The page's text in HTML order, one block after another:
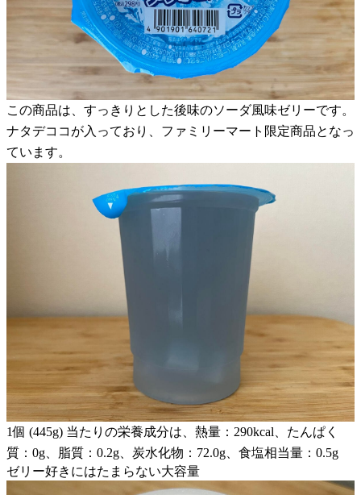
この商品は、すっきりとした後味のソーダ風味ゼリーです。
ナタデココが入っており、ファミリーマート限定商品となっ
ています。
1個 (445g) 当たりの栄養成分は、熱量：290kcal、たんぱく
質：0g、脂質：0.2g、炭水化物：72.0g、食塩相当量：0.5g
ゼリー好きにはたまらない大容量